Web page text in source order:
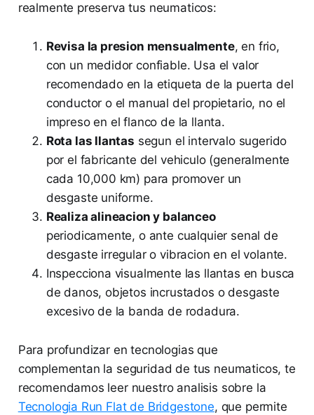
realmente preserva tus neumaticos:
Revisa la presion mensualmente, en frio,
con un medidor confiable. Usa el valor
recomendado en la etiqueta de la puerta del
conductor o el manual del propietario, no el
impreso en el flanco de la llanta.
Rota las llantas segun el intervalo sugerido
por el fabricante del vehiculo (generalmente
cada 10,000 km) para promover un
desgaste uniforme.
Realiza alineacion y balanceo
periodicamente, o ante cualquier senal de
desgaste irregular o vibracion en el volante.
Inspecciona visualmente las llantas en busca
de danos, objetos incrustados o desgaste
excesivo de la banda de rodadura.
Para profundizar en tecnologias que
complementan la seguridad de tus neumaticos, te
recomendamos leer nuestro analisis sobre la
Tecnologia Run Flat de Bridgestone, que permite